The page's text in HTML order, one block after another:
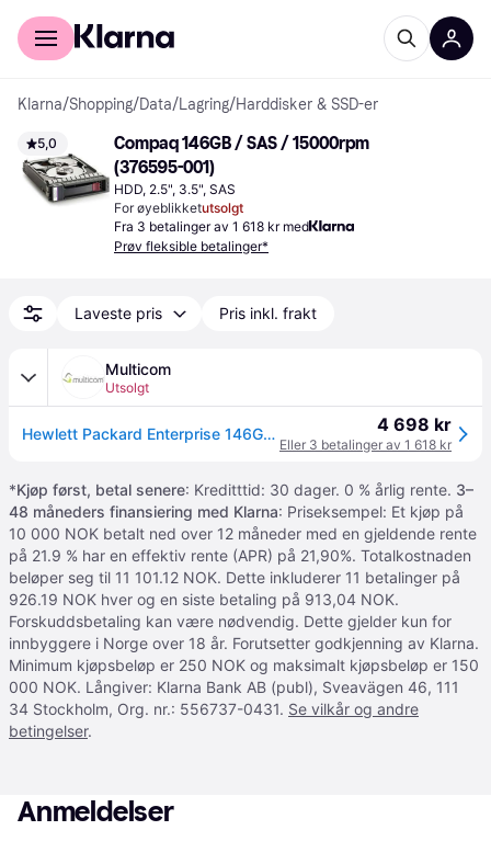
For kunder
Klarna/Shopping/Data/Lagring/Harddisker & SSD-er
5,0
Compaq 146GB / SAS / 15000rpm
(376595-001)
HDD, 2.5", 3.5", SAS
For øyeblikketutsolgt
Fra 3 betalinger av 1 618 kr med
Prøv fleksible betalinger*
Laveste pris Pris inkl. frakt
Multicom
Utsolgt
Hewlett Packard Enterprise 146GB SAS 15.000Rpm LFF (376595-001) 4 698 kr
Eller 3 betalinger av 1 618 kr
*Kjøp først, betal senere: Kreditttid: 30 dager. 0 % årlig rente. 3–
48 måneders finansiering med Klarna: Priseksempel: Et kjøp på
10 000 NOK betalt ned over 12 måneder med en gjeldende rente
på 21.9 % har en effektiv rente (APR) på 21,90%. Totalkostnaden
beløper seg til 11 101.12 NOK. Dette inkluderer 11 betalinger på
926.19 NOK hver og en siste betaling på 913,04 NOK.
Forskuddsbetaling kan være nødvendig. Dette gjelder kun for
innbyggere i Norge over 18 år. Forutsetter godkjenning av Klarna.
Minimum kjøpsbeløp er 250 NOK og maksimalt kjøpsbeløp er 150
000 NOK. Långiver: Klarna Bank AB (publ), Sveavägen 46, 111
34 Stockholm, Org. nr.: 556737-0431. Se vilkår og andre
betingelser.
Anmeldelser